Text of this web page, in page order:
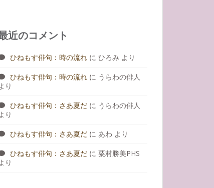
近のコメント
ひねもす俳句：時の流れ に ひろみ より
ひねもす俳句：時の流れ に うらわの俳人
り
ひねもす俳句：さあ夏だ に うらわの俳人
り
ひねもす俳句：さあ夏だ に あわ より
ひねもす俳句：さあ夏だ に 粟村勝美PHS
り